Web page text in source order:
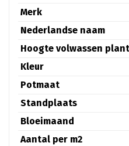
Merk
Nederlandse naam
Hoogte volwassen plant
Kleur
Potmaat
Standplaats
Bloeimaand
Aantal per m2